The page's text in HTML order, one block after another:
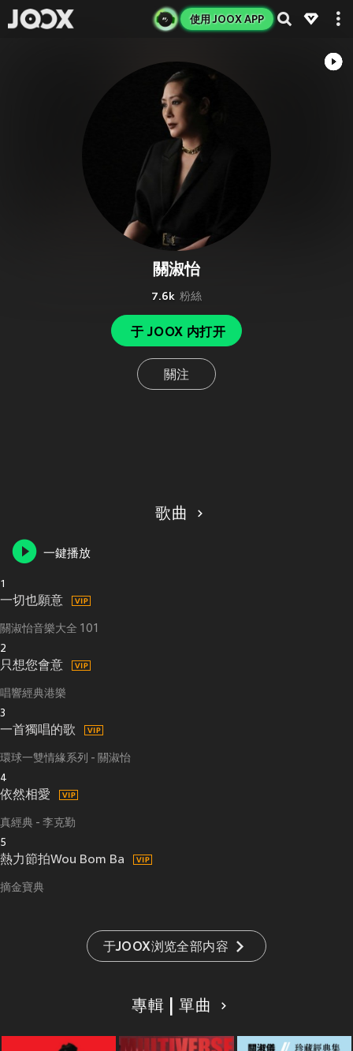
使用 JOOX APP
關淑怡
7.6k 粉絲
于 JOOX 内打开
關注
歌曲
一鍵播放
1
一切也願意
關淑怡音樂大全 101
2
只想您會意
唱響經典港樂
3
一首獨唱的歌
環球一雙情緣系列 - 關淑怡
4
依然相愛
真經典 - 李克勤
5
熱力節拍Wou Bom Ba
摘金寶典
于JOOX浏览全部内容
專輯 | 單曲